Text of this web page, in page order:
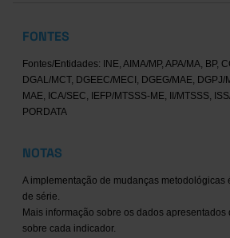
FONTES
Fontes/Entidades: INE, AIMA/MP, APA/MA, BP,
DGAL/MCT, DGEEC/MECI, DGEG/MAE, DGPJ/
MAE, ICA/SEC, IEFP/MTSSS-ME, II/MTSSS,
PORDATA
NOTAS
A implementação de mudanças metodológicas
de série.
Mais informação sobre os dados
sobre cada indicador.